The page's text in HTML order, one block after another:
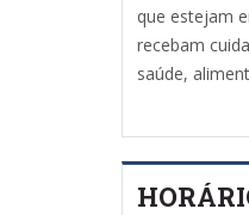
que estejam
recebam
saúde,